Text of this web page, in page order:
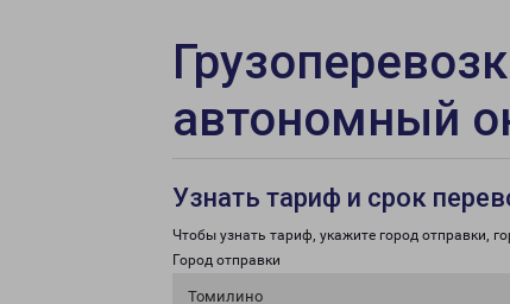
автономный
Узнать тариф и срок
Чтобы узнать тариф, укажите город отправки,
Город отправки
Томилино